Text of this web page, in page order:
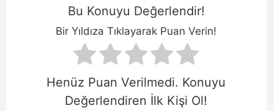
Bu Konuyu Değerlendir!
Bir Yıldıza Tıklayarak Puan Verin!
Henüz Puan Verilmedi. Konuyu
Değerlendiren İlk Kişi Ol!